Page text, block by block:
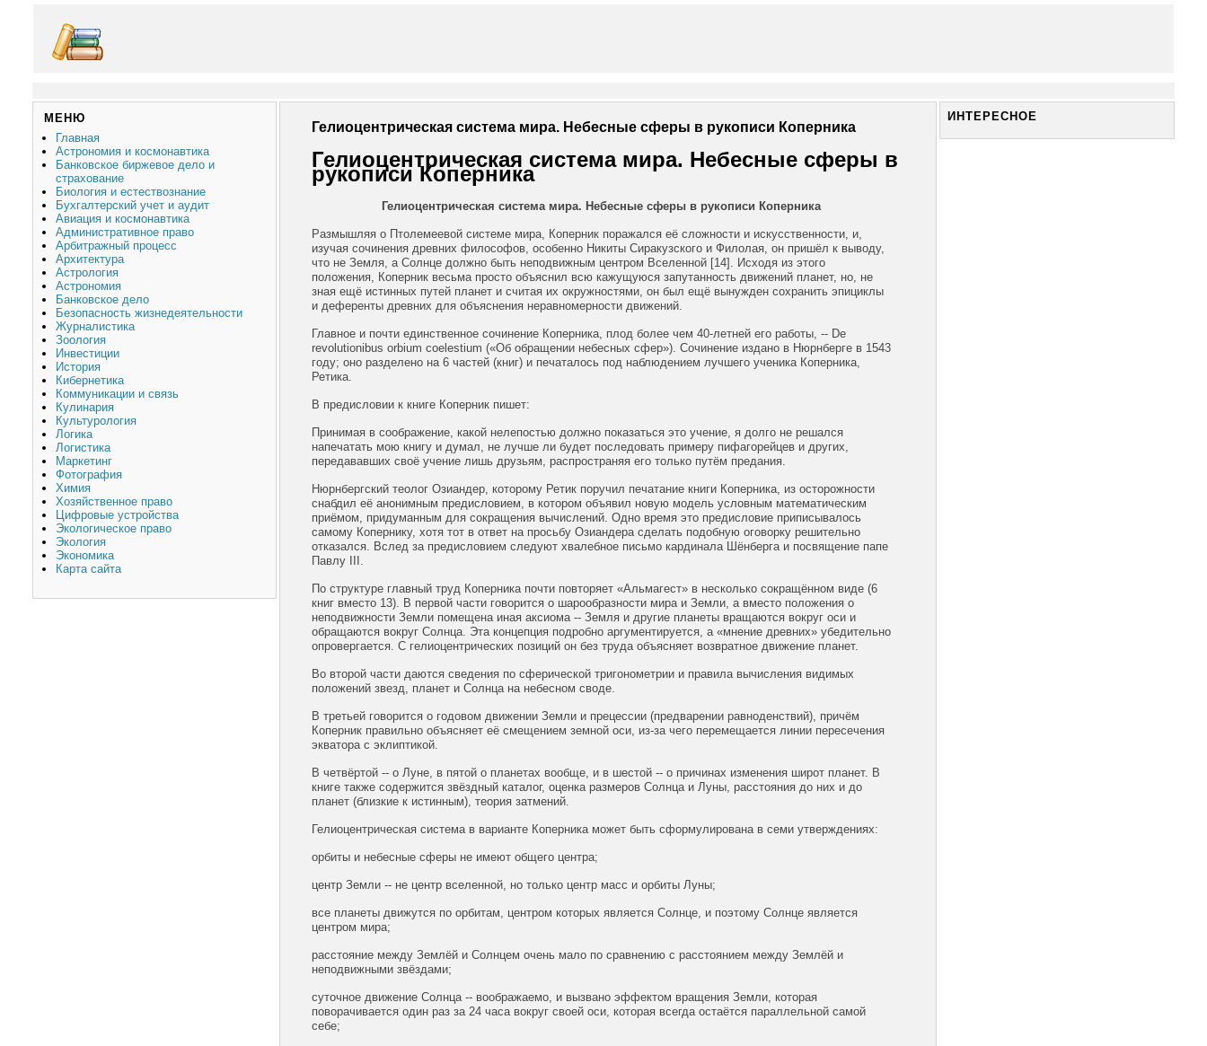
МЕНЮ
Главная
Астрономия и космонавтика
Банковское биржевое дело и
страхование
Биология и естествознание
Бухгалтерский учет и аудит
Авиация и космонавтика
Административное право
Арбитражный процесс
Архитектура
Астрология
Астрономия
Банковское дело
Безопасность жизнедеятельности
Журналистика
Зоология
Инвестиции
История
Кибернетика
Коммуникации и связь
Кулинария
Культурология
Логика
Логистика
Маркетинг
Фотография
Химия
Хозяйственное право
Цифровые устройства
Экологическое право
Экология
Экономика
Карта сайта
Гелиоцентрическая система мира. Небесные сферы в рукописи Коперника
Гелиоцентрическая система мира. Небесные сферы в
рукописи Коперника
Гелиоцентрическая система мира. Небесные сферы в рукописи Коперника
Размышляя о Птолемеевой системе мира, Коперник поражался её сложности и искусственности, и,
изучая сочинения древних философов, особенно Никиты Сиракузского и Филолая, он пришёл к выводу,
что не Земля, а Солнце должно быть неподвижным центром Вселенной [14]. Исходя из этого
положения, Коперник весьма просто объяснил всю кажущуюся запутанность движений планет, но, не
зная ещё истинных путей планет и считая их окружностями, он был ещё вынужден сохранить эпициклы
и деференты древних для объяснения неравномерности движений.
Главное и почти единственное сочинение Коперника, плод более чем 40-летней его работы, -- De
revolutionibus orbium coelestium («Об обращении небесных сфер»). Сочинение издано в Нюрнберге в 1543
году; оно разделено на 6 частей (книг) и печаталось под наблюдением лучшего ученика Коперника,
Ретика.
В предисловии к книге Коперник пишет:
Принимая в соображение, какой нелепостью должно показаться это учение, я долго не решался
напечатать мою книгу и думал, не лучше ли будет последовать примеру пифагорейцев и других,
передававших своё учение лишь друзьям, распространяя его только путём предания.
Нюрнбергский теолог Озиандер, которому Ретик поручил печатание книги Коперника, из осторожности
снабдил её анонимным предисловием, в котором объявил новую модель условным математическим
приёмом, придуманным для сокращения вычислений. Одно время это предисловие приписывалось
самому Копернику, хотя тот в ответ на просьбу Озиандера сделать подобную оговорку решительно
отказался. Вслед за предисловием следуют хвалебное письмо кардинала Шёнберга и посвящение папе
Павлу III.
По структуре главный труд Коперника почти повторяет «Альмагест» в несколько сокращённом виде (6
книг вместо 13). В первой части говорится о шарообразности мира и Земли, а вместо положения о
неподвижности Земли помещена иная аксиома -- Земля и другие планеты вращаются вокруг оси и
обращаются вокруг Солнца. Эта концепция подробно аргументируется, а «мнение древних» убедительно
опровергается. С гелиоцентрических позиций он без труда объясняет возвратное движение планет.
Во второй части даются сведения по сферической тригонометрии и правила вычисления видимых
положений звезд, планет и Солнца на небесном своде.
В третьей говорится о годовом движении Земли и прецессии (предварении равноденствий), причём
Коперник правильно объясняет её смещением земной оси, из-за чего перемещается линии пересечения
экватора с эклиптикой.
В четвёртой -- о Луне, в пятой о планетах вообще, и в шестой -- о причинах изменения широт планет. В
книге также содержится звёздный каталог, оценка размеров Солнца и Луны, расстояния до них и до
планет (близкие к истинным), теория затмений.
Гелиоцентрическая система в варианте Коперника может быть сформулирована в семи утверждениях:
орбиты и небесные сферы не имеют общего центра;
центр Земли -- не центр вселенной, но только центр масс и орбиты Луны;
все планеты движутся по орбитам, центром которых является Солнце, и поэтому Солнце является
центром мира;
расстояние между Землёй и Солнцем очень мало по сравнению с расстоянием между Землёй и
неподвижными звёздами;
суточное движение Солнца -- воображаемо, и вызвано эффектом вращения Земли, которая
поворачивается один раз за 24 часа вокруг своей оси, которая всегда остаётся параллельной самой
себе;
ИНТЕРЕСНОЕ